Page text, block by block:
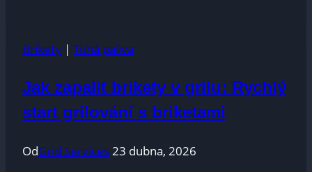
uživatelů
srovnání
Brikety | Tuhá paliva
Jak zapalit brikety v grilu: Rychlý
start grilování s briketami
OdGrid Services23 dubna, 2026